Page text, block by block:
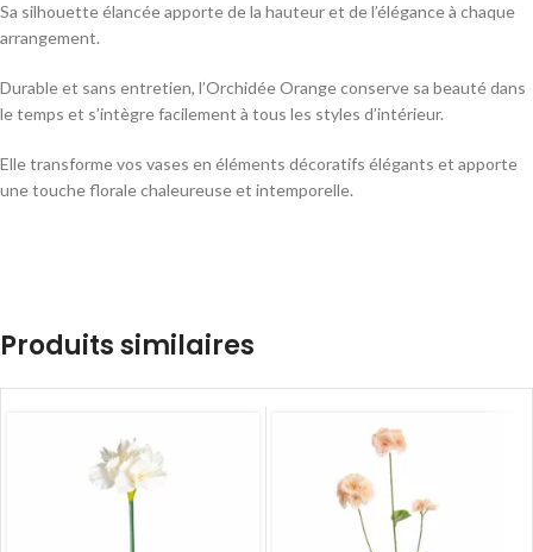
Sa silhouette élancée apporte de la hauteur et de l’élégance à chaque
arrangement.
Durable et sans entretien, l’Orchidée Orange conserve sa beauté dans
le temps et s’intègre facilement à tous les styles d’intérieur.
Elle transforme vos vases en éléments décoratifs élégants et apporte
une touche florale chaleureuse et intemporelle.
Produits similaires